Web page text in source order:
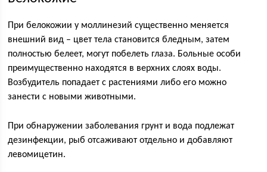
При белокожии у моллинезий существенно меняется
внешний вид – цвет тела становится бледным, затем
полностью белеет, могут побелеть глаза. Больные особи
преимущественно находятся в верхних слоях воды.
Возбудитель попадает с растениями либо его можно
занести с новыми животными.
При обнаружении заболевания грунт и вода подлежат
дезинфекции, рыб отсаживают отдельно и добавляют
левомицетин.